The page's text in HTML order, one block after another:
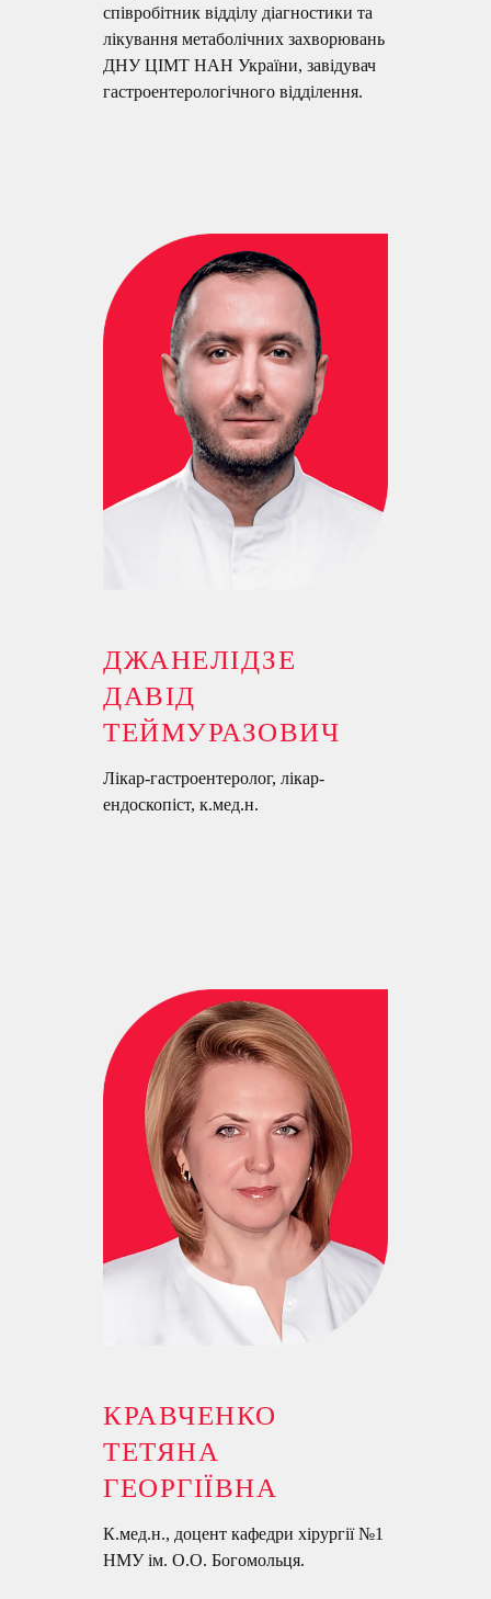
співробітник відділу діагностики та
лікування метаболічних захворювань
ДНУ ЦІМТ НАН України, завідувач
гастроентерологічного відділення.
ДЖАНЕЛІДЗЕ
ДАВІД
ТЕЙМУРАЗОВИЧ
Лікар-гастроентеролог, лікар-
ендоскопіст, к.мед.н.
КРАВЧЕНКО
ТЕТЯНА
ГЕОРГІЇВНА
К.мед.н., доцент кафедри хірургії №1
НМУ ім. О.О. Богомольця.